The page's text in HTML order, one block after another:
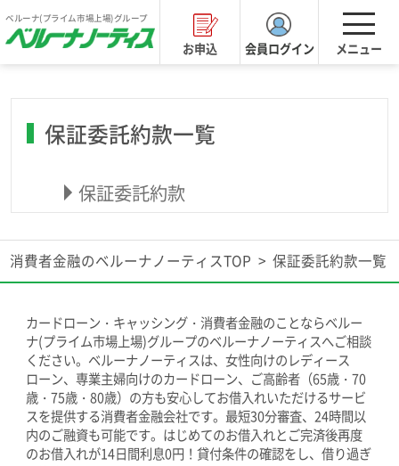
ベルーナ(プライム市場上場)グループ
お申込 会員ログイン メニュー
はじめての方
お借入
ご返済
よくあるご質問
80歳までのカードローン
保証委託約款一覧
保証委託約款
消費者金融のベルーナノーティスTOP 保証委託約款一覧
カードローン・キャッシング・消費者金融のことならベルー
ナ(プライム市場上場)グループのベルーナノーティスへご相談
ください。ベルーナノーティスは、女性向けのレディース
ローン、専業主婦向けのカードローン、ご高齢者（65歳・70
歳・75歳・80歳）の方も安心してお借入れいただけるサービ
スを提供する消費者金融会社です。最短30分審査、24時間以
内のご融資も可能です。はじめてのお借入れとご完済後再度
のお借入れが14日間利息0円！貸付条件の確認をし、借り過ぎ